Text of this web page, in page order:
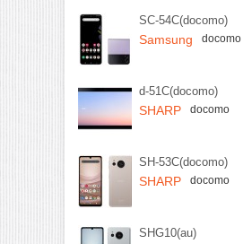
SC-54C(docomo)
Samsung docomo
d-51C(docomo)
SHARP docomo
SH-53C(docomo)
SHARP docomo
SHG10(au)